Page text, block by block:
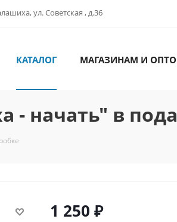
ул. Советская , д.36
КАТАЛОГ МАГАЗИНАМ И
- начать" в
1 250 ₽